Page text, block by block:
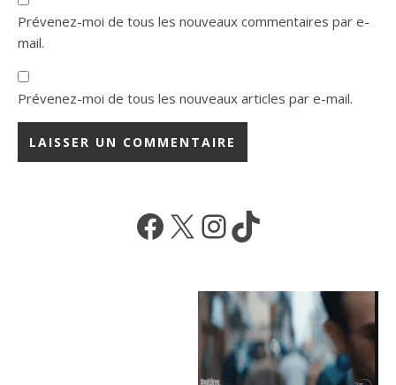
Prévenez-moi de tous les nouveaux commentaires par e-
mail.
Prévenez-moi de tous les nouveaux articles par e-mail.
Facebook
X Instagram
TikTok